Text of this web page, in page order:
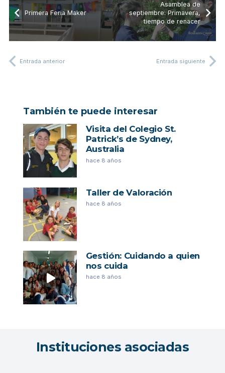
Primera Feria Maker
Asamblea de
septiembre: Primavera,
tiempo de renacer
Entrada anterior Entrada siguiente
También te puede interesar
Visita del Colegio St.
Patrick’s de Sydney,
Australia
hace 8 años
Taller de Valoración
hace 8 años
Gestión: Cuidando a quien
nos cuida
hace 8 años
Instituciones asociadas